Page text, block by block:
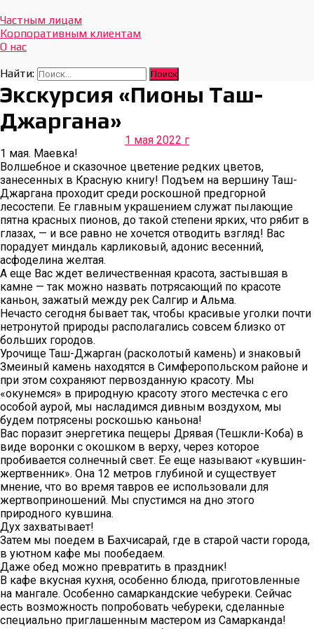
Отдых Без Границ
Эксклюзивные экскурсии по Севастополю и Крыму
Частным лицам
Корпоративным клиентам
О нас
Найти:
Экскурсия «Пионы Таш-
Джаргана»
1 мая 2022 г
1 мая. Маевка!
Волшебное и сказочное цветение редких цветов,
занесенных в Красную книгу! Подъем на вершину Таш-
Джаргана проходит среди роскошной предгорной
лесостепи. Ее главным украшением служат пылающие
пятна красных пионов, до такой степени ярких, что рябит в
глазах, — и все равно не хочется отводить взгляд! Вас
порадует миндаль карликовый, адонис весенний,
асфоделина желтая.
А еще Вас ждет величественная красота, застывшая в
камне — так можно назвать потрясающий по красоте
каньон, зажатый между рек Салгир и Альма.
Нечасто сегодня бывает так, чтобы красивые уголки почти
нетронутой природы располагались совсем близко от
больших городов.
Урочище Таш-Джарган (расколотый камень) и знаковый
Змеиный камень находятся в Симферопольском районе и
при этом сохраняют первозданную красоту. Мы
«окунемся» в природную красоту этого местечка с его
особой аурой, мы насладимся дивным воздухом, мы
будем потрясены роскошью каньона!
Вас поразит энергетика пещеры Дрявая (Тешкли-Коба) в
виде воронки с окошком в верху, через которое
пробивается солнечный свет. Ее еще называют «кувшин-
жертвенник». Она 12 метров глубиной и существует
мнение, что во время тавров ее использовали для
жертвоприношений. Мы спустимся на дно этого
природного кувшина.
Дух захватывает!
Затем мы поедем в Бахчисарай, где в старой части города,
в уютном кафе мы пообедаем.
Даже обед можно превратить в праздник!
В кафе вкусная кухня, особенно блюда, приготовленные
на мангале. Особенно самаркандские чебуреки. Сейчас
есть возможность попробовать чебуреки, сделанные
специально приглашенным мастером из Самарканда!